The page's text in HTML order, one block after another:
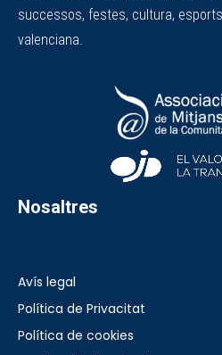
successos, festes, cultura,
valenciana.
Nosaltres
Avís legal
Política de Privacitat
Política de cookies